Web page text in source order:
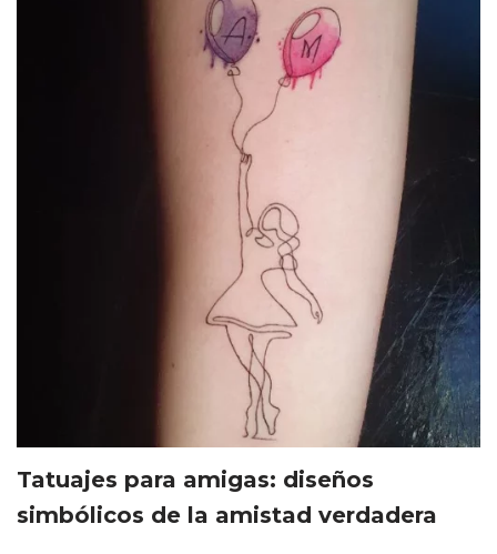
Tatuajes para amigas: diseños
simbólicos de la amistad verdadera